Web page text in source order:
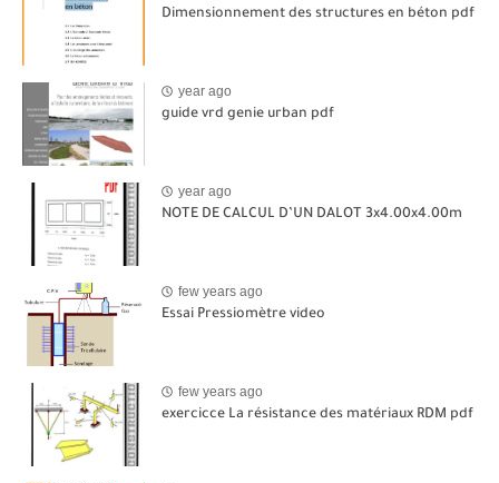
Dimensionnement des structures en béton pdf
year ago
guide vrd genie urban pdf
year ago
NOTE DE CALCUL D’UN DALOT 3x4.00x4.00m
few years ago
Essai Pressiomètre video
few years ago
exercicce La résistance des matériaux RDM pdf